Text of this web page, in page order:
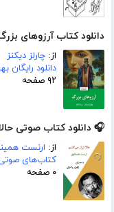
دانلود کتاب آرزوهای
از: چارلز دیکنز
دانلود رایگان
۹۲ صفحه
🎧 دانلود کتاب صوتی
از: ارنست
کتاب‌های صوتی
۰ صفحه